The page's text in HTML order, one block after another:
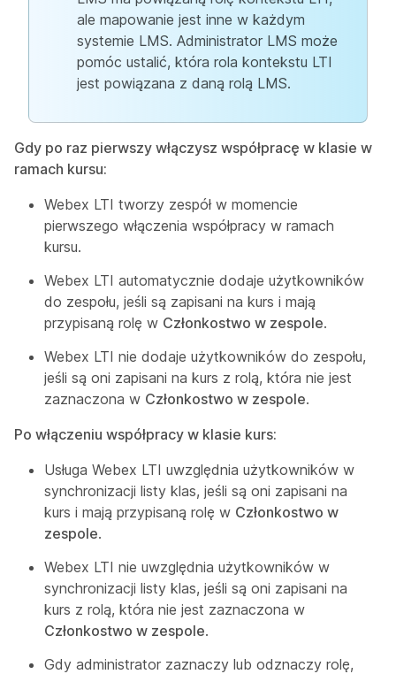
ale mapowanie jest inne w każdym
systemie LMS. Administrator LMS może
pomóc ustalić, która rola kontekstu LTI
jest powiązana z daną rolą LMS.
Gdy po raz pierwszy włączysz współpracę w klasie w
ramach kursu:
Webex LTI tworzy zespół w momencie
pierwszego włączenia współpracy w ramach
kursu.
Webex LTI automatycznie dodaje użytkowników
do zespołu, jeśli są zapisani na kurs i mają
przypisaną rolę w Członkostwo w zespole.
Webex LTI nie dodaje użytkowników do zespołu,
jeśli są oni zapisani na kurs z rolą, która nie jest
zaznaczona w Członkostwo w zespole.
Po włączeniu współpracy w klasie kurs:
Usługa Webex LTI uwzględnia użytkowników w
synchronizacji listy klas, jeśli są oni zapisani na
kurs i mają przypisaną rolę w Członkostwo w
zespole.
Webex LTI nie uwzględnia użytkowników w
synchronizacji listy klas, jeśli są oni zapisani na
kurs z rolą, która nie jest zaznaczona w
Członkostwo w zespole.
Gdy administrator zaznaczy lub odznaczy rolę,